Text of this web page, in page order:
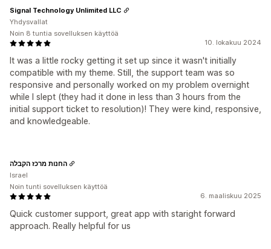
10. lokakuu 2024
It was a little rocky getting it set up since it wasn't initially
compatible with my theme. Still, the support team was so
responsive and personally worked on my problem overnight
while I slept (they had it done in less than 3 hours from the
initial support ticket to resolution)! They were kind, responsive,
and knowledgeable.
Signal Technology Unlimited LLC
Yhdysvallat
Noin 8 tuntia sovelluksen käyttöä
6. maaliskuu 2025
Quick customer support, great app with staright forward
approach. Really helpful for us
החנות מרכז הקבלה
Israel
Noin tunti sovelluksen käyttöä